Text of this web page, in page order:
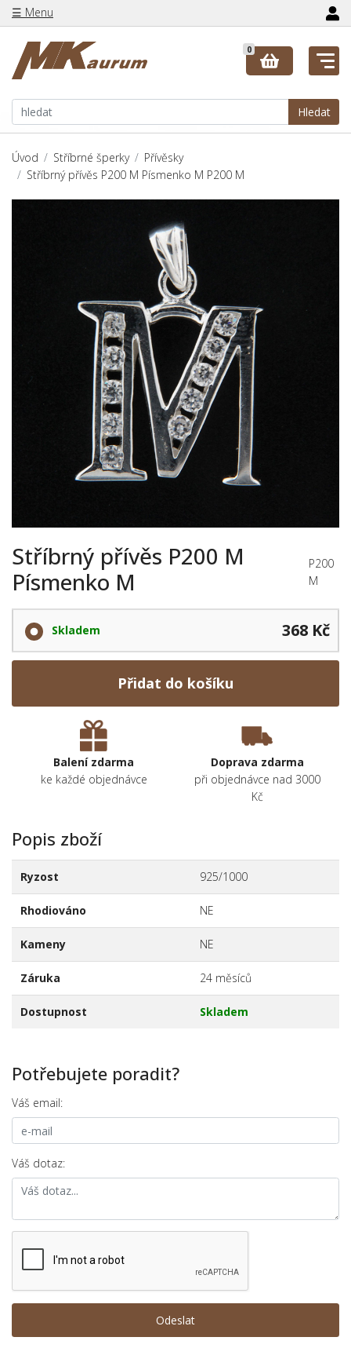
☰ Menu
Hledat
0
Úvod Stříbrné šperky
Přívěsky
Stříbrný přívěs P200 M Písmenko M P200 M
Stříbrný přívěs P200 M
Písmenko M
P200
M
Skladem 368 Kč
Přidat do košíku
Balení zdarma
ke každé objednávce
Doprava zdarma
při objednávce nad 3000
Kč
Popis zboží
Ryzost 925/1000
Rhodiováno NE
Kameny NE
Záruka 24 měsíců
Dostupnost Skladem
Potřebujete poradit?
Váš email:
Váš dotaz: